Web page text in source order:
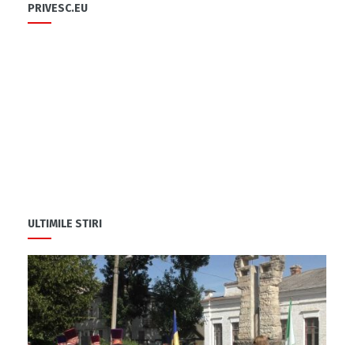
PRIVESC.EU
ULTIMILE STIRI